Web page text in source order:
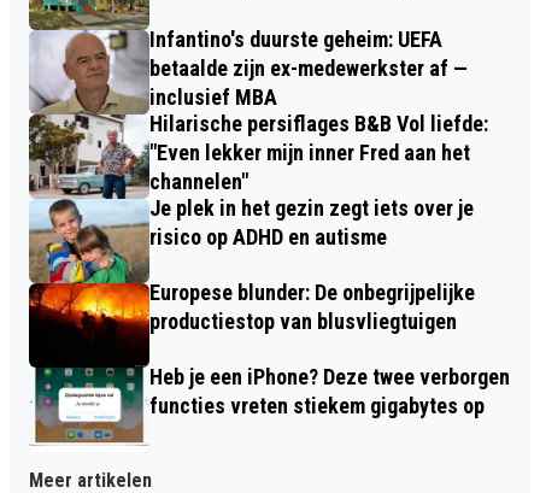
Infantino's duurste geheim: UEFA
betaalde zijn ex-medewerkster af —
inclusief MBA
Hilarische persiflages B&B Vol liefde:
"Even lekker mijn inner Fred aan het
channelen"
Je plek in het gezin zegt iets over je
risico op ADHD en autisme
Europese blunder: De onbegrijpelijke
productiestop van blusvliegtuigen
Heb je een iPhone? Deze twee verborgen
functies vreten stiekem gigabytes op
Meer artikelen